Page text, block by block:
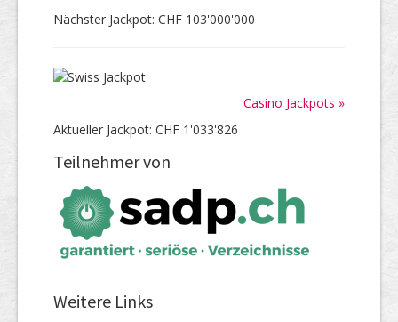
Nächster Jackpot: CHF 103'000'000
Casino Jackpots »
Aktueller Jackpot: CHF 1'033'826
Teilnehmer von
Weitere Links